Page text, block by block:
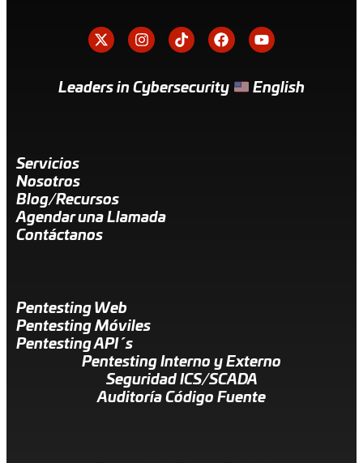
Leaders in Cybersecurity English
Servicios
Nosotros
Blog/Recursos
Agendar una Llamada
Contáctanos
Pentesting Web
Pentesting Móviles
Pentesting API´s
Pentesting Interno y Externo
Seguridad ICS/SCADA
Auditoría Código Fuente